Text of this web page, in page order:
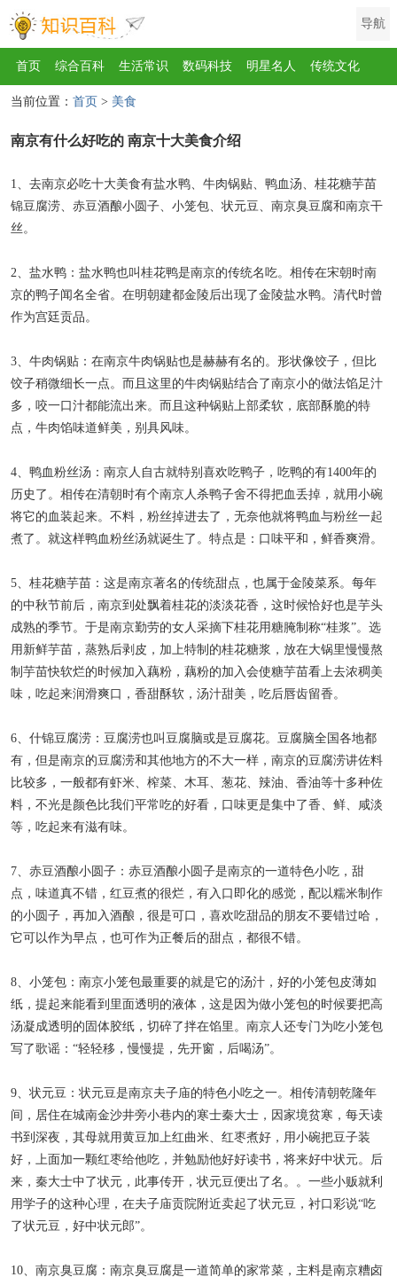
导航
首页 综合百科 生活常识 数码科技 明星名人 传统文化
互联网 健康 影视
运动 游戏 家电 地理 房产 金融
歌曲 动物 植物
当前位置： 首页 > 美食
南京有什么好吃的 南京十大美食介绍
1、去南京必吃十大美食有盐水鸭、牛肉锅贴、鸭血汤、桂花糖芋苗
锦豆腐涝、赤豆酒酿小圆子、小笼包、状元豆、南京臭豆腐和南京干
丝。
2、盐水鸭：盐水鸭也叫桂花鸭是南京的传统名吃。相传在宋朝时南
京的鸭子闻名全省。在明朝建都金陵后出现了金陵盐水鸭。清代时曾
作为宫廷贡品。
3、牛肉锅贴：在南京牛肉锅贴也是赫赫有名的。形状像饺子，但比
饺子稍微细长一点。而且这里的牛肉锅贴结合了南京小的做法馅足汁
多，咬一口汁都能流出来。而且这种锅贴上部柔软，底部酥脆的特
点，牛肉馅味道鲜美，别具风味。
4、鸭血粉丝汤：南京人自古就特别喜欢吃鸭子，吃鸭的有1400年的
历史了。相传在清朝时有个南京人杀鸭子舍不得把血丢掉，就用小碗
将它的血装起来。不料，粉丝掉进去了，无奈他就将鸭血与粉丝一起
煮了。就这样鸭血粉丝汤就诞生了。特点是：口味平和，鲜香爽滑。
5、桂花糖芋苗：这是南京著名的传统甜点，也属于金陵菜系。每年
的中秋节前后，南京到处飘着桂花的淡淡花香，这时候恰好也是芋头
成熟的季节。于是南京勤劳的女人采摘下桂花用糖腌制称“桂浆”。选
用新鲜芋苗，蒸熟后剥皮，加上特制的桂花糖浆，放在大锅里慢慢熬
制芋苗快软烂的时候加入藕粉，藕粉的加入会使糖芋苗看上去浓稠美
味，吃起来润滑爽口，香甜酥软，汤汁甜美，吃后唇齿留香。
6、什锦豆腐涝：豆腐涝也叫豆腐脑或是豆腐花。豆腐脑全国各地都
有，但是南京的豆腐涝和其他地方的不大一样，南京的豆腐涝讲佐料
比较多，一般都有虾米、榨菜、木耳、葱花、辣油、香油等十多种佐
料，不光是颜色比我们平常吃的好看，口味更是集中了香、鲜、咸淡
等，吃起来有滋有味。
7、赤豆酒酿小圆子：赤豆酒酿小圆子是南京的一道特色小吃，甜
点，味道真不错，红豆煮的很烂，有入口即化的感觉，配以糯米制作
的小圆子，再加入酒酿，很是可口，喜欢吃甜品的朋友不要错过哈，
它可以作为早点，也可作为正餐后的甜点，都很不错。
8、小笼包：南京小笼包最重要的就是它的汤汁，好的小笼包皮薄如
纸，提起来能看到里面透明的液体，这是因为做小笼包的时候要把高
汤凝成透明的固体胶纸，切碎了拌在馅里。南京人还专门为吃小笼包
写了歌谣：“轻轻移，慢慢提，先开窗，后喝汤”。
9、状元豆：状元豆是南京夫子庙的特色小吃之一。相传清朝乾隆年
间，居住在城南金沙井旁小巷内的寒士秦大士，因家境贫寒，每天读
书到深夜，其母就用黄豆加上红曲米、红枣煮好，用小碗把豆子装
好，上面加一颗红枣给他吃，并勉励他好好读书，将来好中状元。后
来，秦大士中了状元，此事传开，状元豆便出了名。。一些小贩就利
用学子的这种心理，在夫子庙贡院附近卖起了状元豆，衬口彩说“吃
了状元豆，好中状元郎”。
10、南京臭豆腐：南京臭豆腐是一道简单的家常菜，主料是南京糟卤